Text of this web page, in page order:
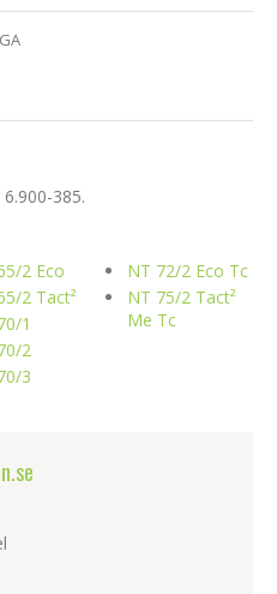
385.
2 Eco
2 Tact²
1
2
3
NT 72/2 Eco Tc
NT 75/2 Tact²
Me Tc